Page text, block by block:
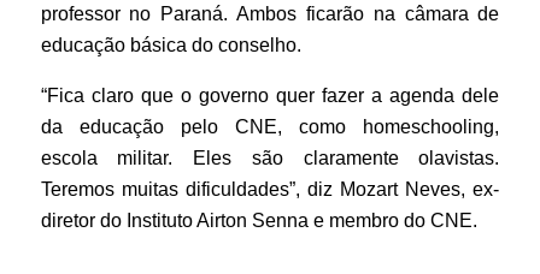
professor no Paraná. Ambos ficarão na câmara de
educação básica do conselho.
“Fica claro que o governo quer fazer a agenda dele
da educação pelo CNE, como homeschooling,
escola militar. Eles são claramente olavistas.
Teremos muitas dificuldades”, diz Mozart Neves, ex-
diretor do Instituto Airton Senna e membro do CNE.